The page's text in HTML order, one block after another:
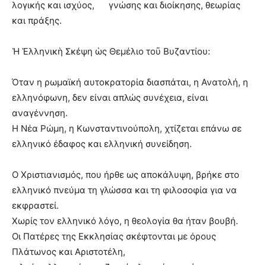
λογικής και ισχύος, γνώσης και διοίκησης, θεωρίας
και πράξης.
Ἡ Ἑλληνικὴ Σκέψη ὡς Θεμέλιο τοῦ Βυζαντίου:
Όταν η ρωμαϊκή αυτοκρατορία διασπάται, η Ανατολή, η
ελληνόφωνη, δεν είναι απλώς συνέχεια, είναι
αναγέννηση.
Η Νέα Ρώμη, η Κωνσταντινούπολη, χτίζεται επάνω σε
ελληνικό έδαφος και ελληνική συνείδηση.
Ο Χριστιανισμός, που ήρθε ως αποκάλυψη, βρήκε στο
ελληνικό πνεύμα τη γλώσσα και τη φιλοσοφία για να
εκφραστεί.
Χωρίς τον ελληνικό λόγο, η θεολογία θα ήταν βουβή.
Οι Πατέρες της Εκκλησίας σκέφτονται με όρους
Πλάτωνος και Αριστοτέλη,